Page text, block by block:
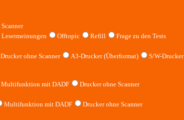
Scanner
Lesermeinungen Offtopic Refill
Frage zu den Tests
Drucker ohne Scanner A3-Drucker (Überformat) S/W-Drucker
Multifunktion mit DADF
Drucker ohne Scanner
Multifunktion mit DADF
Drucker ohne Scanner